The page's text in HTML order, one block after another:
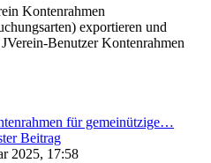
Kontenrahmen
exportieren und
Benutzer Kontenrahmen
für gemeinützige…
Beitrag
2025, 17:58